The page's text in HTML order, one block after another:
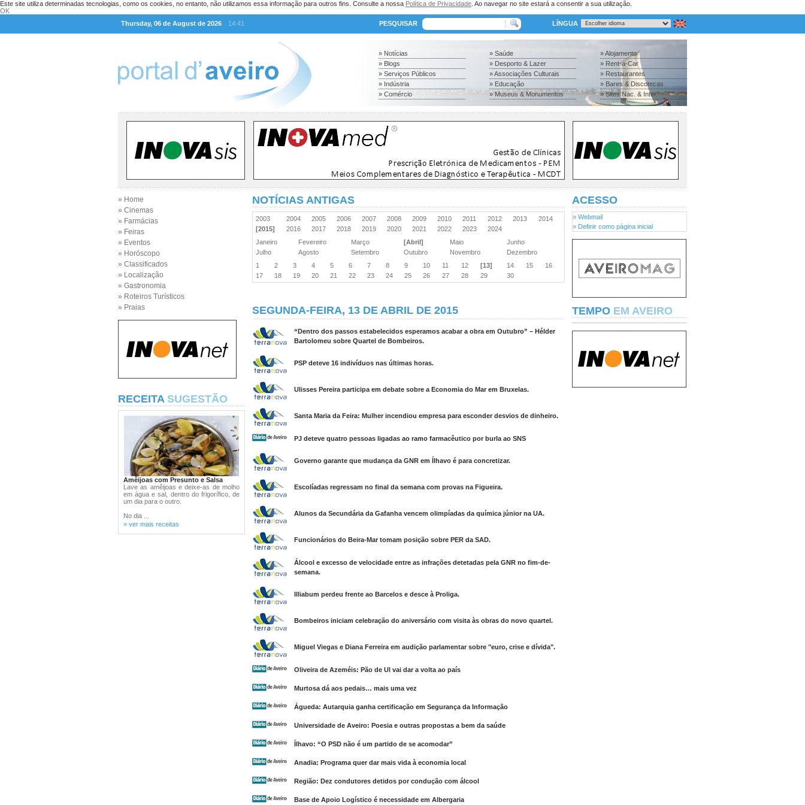
Este site utiliza determinadas tecnologias, como os cookies, no entanto, não utilizamos essa informação para outros fins. Consulte a nossa Política de Privacidade . Ao navegar no site estará a consentir a sua utilização.
OK
Thursday, 06 de August de 2026
14:41 PESQUISAR LÍNGUA
» Notícias
» Blogs
» Serviços Públicos
» Indústria
» Comércio
» Saúde
» Desporto & Lazer
» Associações Culturais
» Educação
» Museus & Monumentos
» Alojamento
» Rent-a-Car
» Restaurantes
» Bares & Discotecas
» Sites Nac. & Inter.
» Home
» Cinemas
» Farmácias
» Feiras
» Eventos
» Horóscopo
» Classificados
» Localização
» Gastronomia
» Roteiros Turísticos
» Praias
RECEITA SUGESTÃO
Amêijoas com Presunto e Salsa
Lave as amêijoas e deixe-as de molho
em água e sal, dentro do frigorífico, de
um dia para o outro.
No dia ...
» ver mais receitas
NOTÍCIAS ANTIGAS
2003 2004 2005 2006 2007 2008 2009 2010 2011 2012 2013
2014
[2015]
2016 2017 2018 2019 2020 2021 2022 2023
2024
Janeiro
Fevereiro Março [Abril] Maio
Junho
Julho
Agosto Setembro Outubro Novembro
Dezembro
1
2 3 4 5 6 7 8 9 10 11 12 [13] 14 15
16
17
18 19 20 21 22 23 24 25 26 27 28 29 30
SEGUNDA-FEIRA, 13 DE ABRIL DE 2015
“Dentro dos passos estabelecidos esperamos acabar a obra em Outubro” – Hélder
Bartolomeu sobre Quartel de Bombeiros.
PSP deteve 16 indivíduos nas últimas horas.
Ulisses Pereira participa em debate sobre a Economia do Mar em Bruxelas.
Santa Maria da Feira: Mulher incendiou empresa para esconder desvios de dinheiro.
PJ deteve quatro pessoas ligadas ao ramo farmacêutico por burla ao SNS
Governo garante que mudança da GNR em Ílhavo é para concretizar.
Escolíadas regressam no final da semana com provas na Figueira.
Alunos da Secundária da Gafanha vencem olimpíadas da química júnior na UA.
Funcionários do Beira-Mar tomam posição sobre PER da SAD.
Álcool e excesso de velocidade entre as infrações detetadas pela GNR no fim-de-
semana.
Illiabum perdeu frente ao Barcelos e desce à Proliga.
Bombeiros iniciam celebração do aniversário com visita às obras do novo quartel.
Miguel Viegas e Diana Ferreira em audição parlamentar sobre "euro, crise e dívida".
Oliveira de Azeméis: Pão de Ul vai dar a volta ao país
Murtosa dá aos pedais… mais uma vez
Águeda: Autarquia ganha certificação em Segurança da Informação
Universidade de Aveiro: Poesia e outras propostas a bem da saúde
Ílhavo: “O PSD não é um partido de se acomodar”
Anadia: Programa quer dar mais vida à economia local
Região: Dez condutores detidos por condução com álcool
Base de Apoio Logístico é necessidade em Albergaria
ACESSO
» Webmail
» Definir como página inicial
TEMPO EM AVEIRO